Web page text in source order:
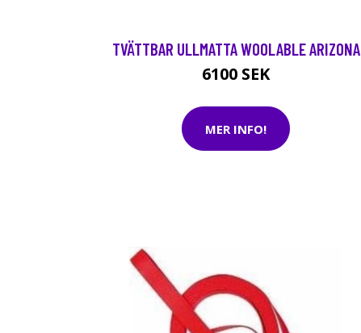
TVÄTTBAR ULLMATTA WOOLABLE ARIZONA
6100 SEK
MER INFO!